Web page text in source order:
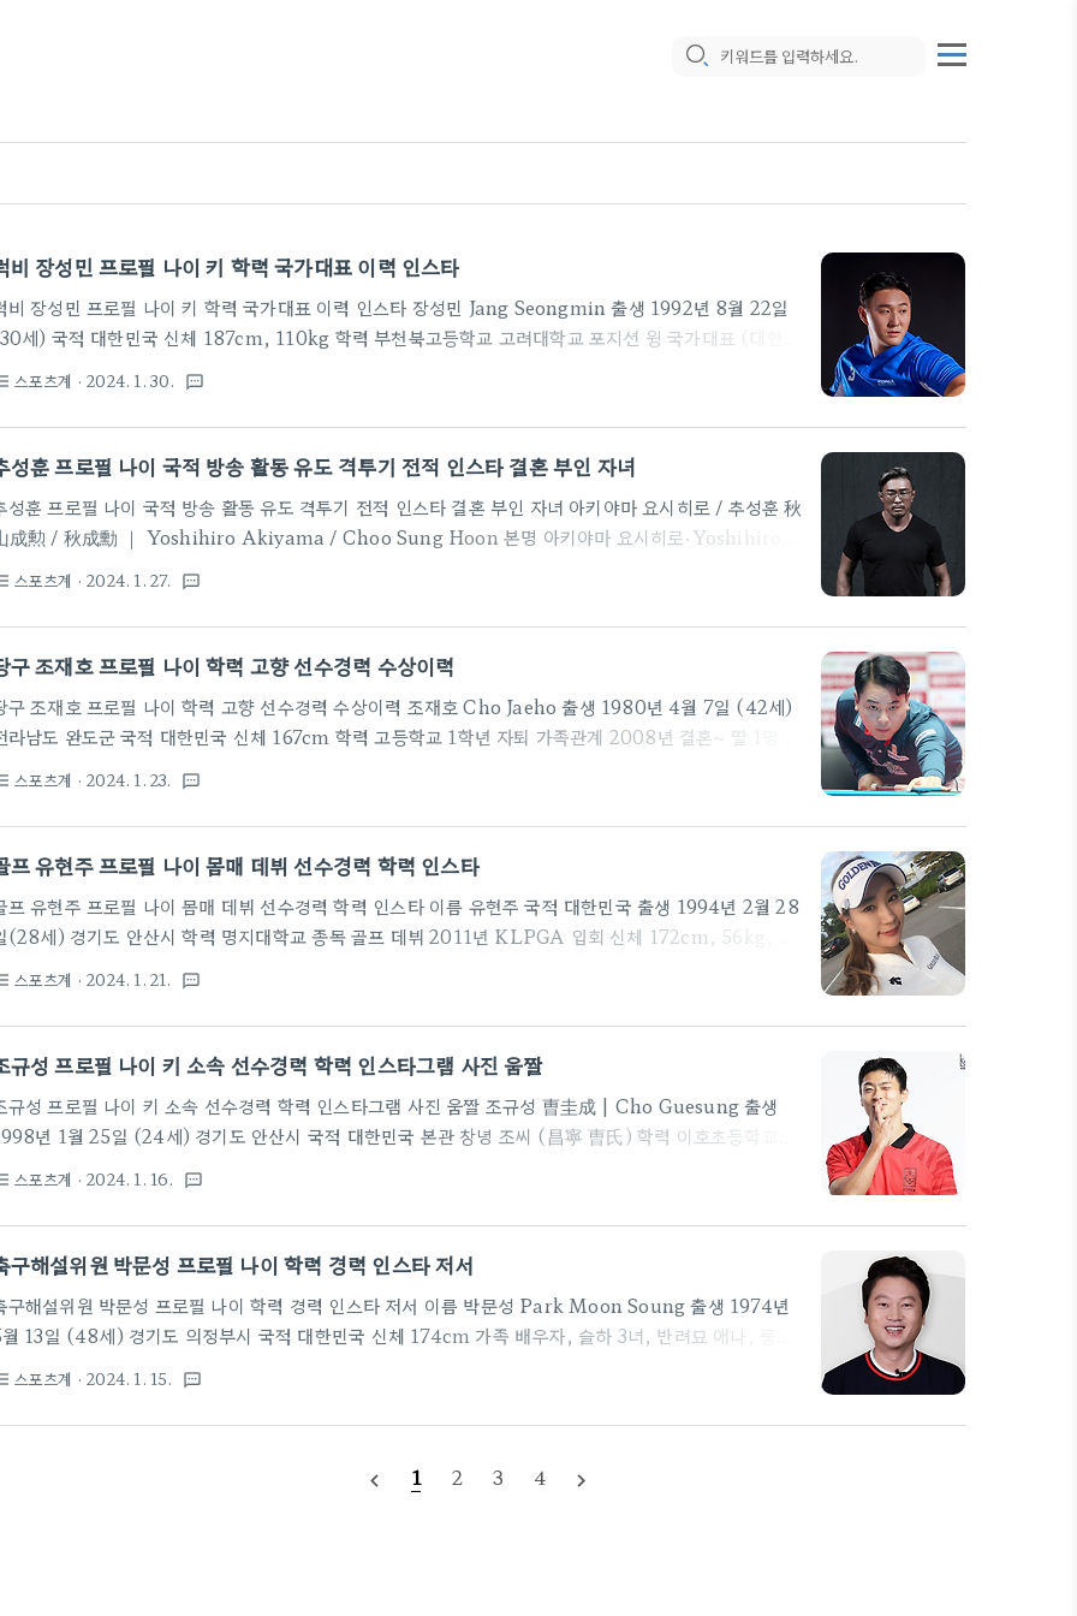
비 장성민 프로필 나이 키 학력 국가대표 이력 인스타
비 장성민 프로필 나이 키 학력 국가대표 이력 인스타 장성민 Jang Seongmin 출생 1992년 8월 22일
세) 국적 대한민국 신체 187cm, 110kg 학력 부천북고등학교 고려대학교 포지션 윙 국가대표 (대한민
수다. 포지션은 윙이지만 110kg라는 큰 체격이 장점이었다. 15인제는 2012년 고려대학교 재학 시절 20
의 어린 나이에 아시아 럭비 챔피언십으로 데뷔했다. 2020 도쿄 올림픽 7인제 럭비 대표팀으로 참가했
며 2021년을 끝으로 비교적 이른 나이에 은퇴하여 해설위원 및 기타 방송활동을 이어왔으나, 2023년 2
스포츠계 · 2024. 1. 30. textsms
성훈 프로필 나이 국적 방송 활동 유도 격투기 전적 인스타 결혼 부인 자녀
성훈 프로필 나이 국적 방송 활동 유도 격투기 전적 인스타 결혼 부인 자녀 아키야마 요시히로 / 추성훈 秋
成勲 / 秋成勳 ｜ Yoshihiro Akiyama / Choo Sung Hoon 본명 아키야마 요시히로·Yoshihiro
오사카시 이쿠노구 국적 일본 전적 25전 16승 7패 2무효 승 7KO, 7SUB, 2판정 패 2KO, 1SUB, 4판정
체 174cm / 87kg/ 191cm 링네임 섹시야마(Sexyama) 가족 1남 1녀 중 장남 아버지 추계이(1951년
) 어머니 류은화(1954년생) 여동생 추정화(1981년생) 배우자 야노 시호(2009년 1월 결혼 ~ ) 딸 추
스포츠계 · 2024. 1. 27. textsms
구 조재호 프로필 나이 학력 고향 선수경력 수상이력
구 조재호 프로필 나이 학력 고향 선수경력 수상이력 조재호 Cho Jaeho 출생 1980년 4월 7일 (42세)
라남도 완도군 국적 대한민국 신체 167cm 학력 고등학교 1학년 자퇴 가족관계 2008년 결혼~ 딸 1명 종
점제 3.2 소속 NH농협카드 그린포스 연맹 (1999~2020.12) PBA NH농협카드 (2020.12~) 병역 공
근무요원 (2003.03.01~) 대한민국의 남자, 3쿠션 당구 선수다. 조재호 경력 고등학교 1학년 때 500,
등학교 3학년 때 1,000 점을 쳤다고 한다. 20세 후반 김철민 당구클럽의 김현수 사장과 김종곤 선수 추
스포츠계 · 2024. 1. 23. textsms
프 유현주 프로필 나이 몸매 데뷔 선수경력 학력 인스타
프 유현주 프로필 나이 몸매 데뷔 선수경력 학력 인스타 이름 유현주 국적 대한민국 출생 1994년 2월 28
(28세) 경기도 안산시 학력 명지대학교 종목 골프 데뷔 2011년 KLPGA 입회 신체 172cm, 56kg, A
이에 골프를 시작해 14세가 되던 2008년부터 골프 선수로 진로를 정했다. 현재 명지대학교에 재학 중이며
년 KLPGA에 입회하였다. 2012년 1부 대회에 출전하기 시작했으며 2016년부터 투어를 시작하였
. 2017년 SNS 사진, 화보가 화제가 되었다. 여러 선수 중에 한눈에 들어올 정도로 뛰어난 피지컬을 가
스포츠계 · 2024. 1. 21. textsms
규성 프로필 나이 키 소속 선수경력 학력 인스타그램 사진 움짤
규성 프로필 나이 키 소속 선수경력 학력 인스타그램 사진 움짤 조규성 曺圭成 | Cho Guesung 출생
년 1월 25일 (24세) 경기도 안산시 국적 대한민국 본관 창녕 조씨 (昌寧 曺氏) 학력 이호초등학교
(1964년생) 어머니 정은수(1969년생) 누나 조국인(1991년생), 누나 조정인(1995년생) 신체 키 189cm
중 82kg / O형 포지션 스트라이커 주발 오른발 (양발) 프로 구단 FC 안양 (2019) 전북 현대 모터스
) → 김천 상무 FC (2021~2022 / 군 복무) 국가대표 18경기 6골 (대한민국 / 2021~ ) 병역 대
스포츠계 · 2024. 1. 16. textsms
구해설위원 박문성 프로필 나이 학력 경력 인스타 저서
구해설위원 박문성 프로필 나이 학력 경력 인스타 저서 이름 박문성 Park Moon Soung 출생 1974년
13일 (48세) 경기도 의정부시 국적 대한민국 신체 174cm 가족 배우자, 슬하 3녀, 반려묘 애나, 뭉치
경인방송 축구 해설위원 (2002~2003) MBC ESPN 축구 해설위원 (2004~2006) SBS/SBS Sports
구 해설위원 (2006~2018, 2021) 성남 FC 선수강화위원 (2017) 첼시 로버스 FC 전략 이사
스포츠계 · 2024. 1. 15. textsms
navigate_before 1 2 3 4 navigate_next